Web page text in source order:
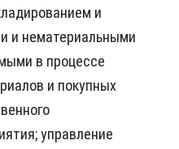
и
и нематериальными
в процессе
и покупных
управление